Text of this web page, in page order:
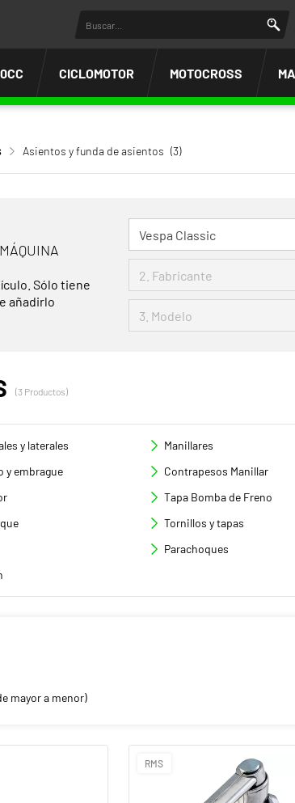
CICLOMOTOR MOTOCROSS
Asientos y funda de asientos (3)
Sólo tiene
añadirlo
(3 Productos)
y laterales Manillares
y embrague Contrapesos Manillar
Tapa Bomba de Freno
Tornillos y tapas
Parachoques
mayor a menor)
RMS